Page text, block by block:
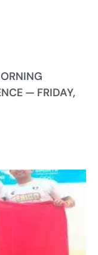
— FRIDAY,